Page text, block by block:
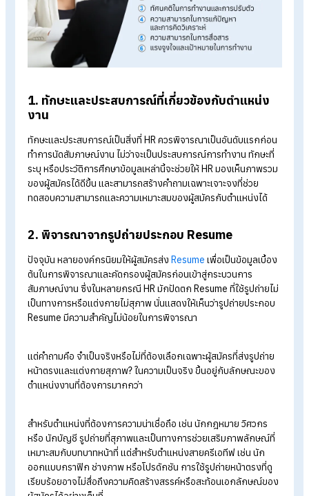
นัดสัมภาษณ์งาน HR ควรพิจารณาอะไร
บ้าง
การนัดสัมภาษณ์งานเป็นขั้นตอนสำคัญที่ช่วยให้ HR ประเมินผู้สมัค
สัมภาษณ์) ควรดำเนินการพิจารณาดังนี้
1. ทักษะและประสบการณ์ที่เกี่ยวข้องกับตำแหน่ง
งาน
ทำการนัดสัมภาษณ์งาน ไม่ว่าจะเป็นประสบการณ์การทำงาน ทักษ
ระบุ หรือประวัติการศึกษาข้อมูลเหล่านี้จะช่วยให้ HR มองเห็นภาพร
ของผู้สมัครได้ดีขึ้น และสามารถสร้างคำถามเฉพาะเจาะจงที่ช่วย
ทดสอบความสามารถและความเหมาะสมของผู้สมัครกับตำแหน่งได้